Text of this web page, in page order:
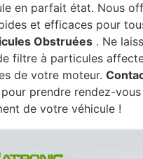
en parfait état. Nous
et efficaces pour
Obstruées . Ne
filtre à particules
de votre moteur.
pour prendre rendez-
de votre véhicule !